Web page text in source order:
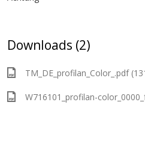
Downloads (2)
TM_DE_profilan_Color_.pdf
W716101_profilan-